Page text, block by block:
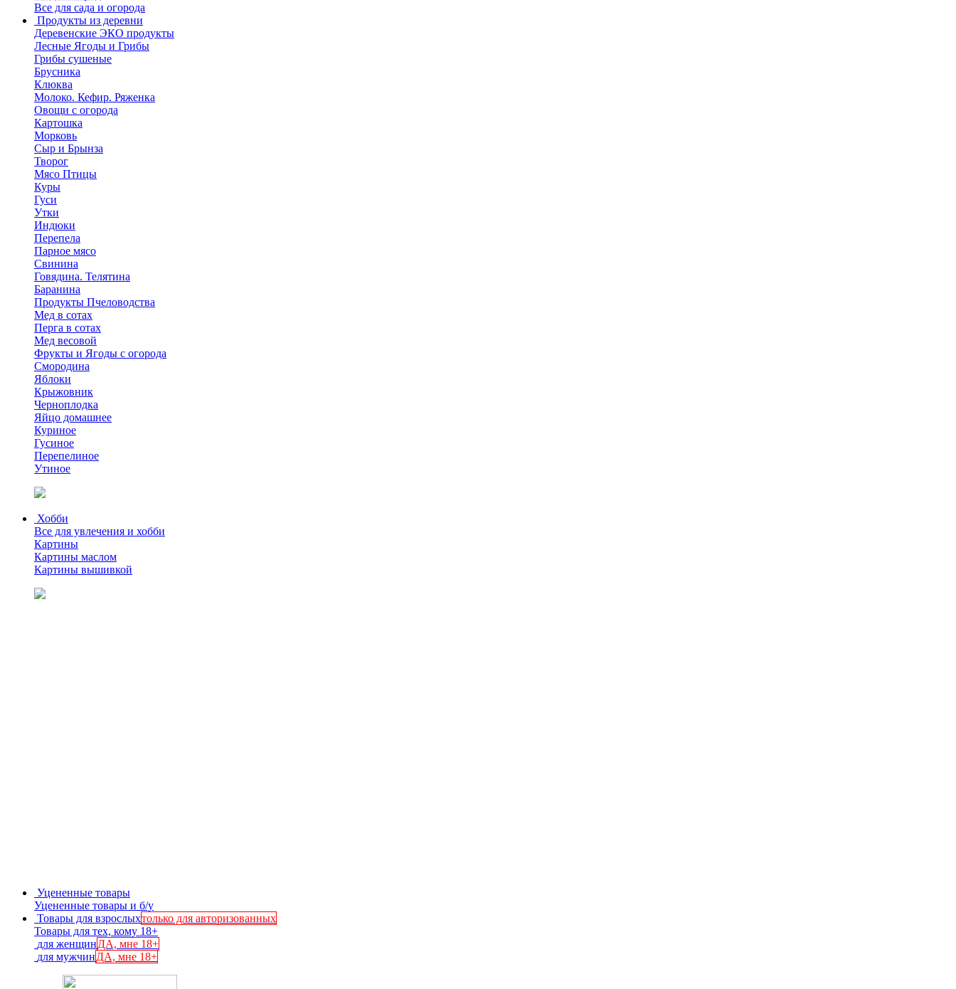
Все для сада и огорода
Продукты из деревни
Деревенские ЭКО продукты
Лесные Ягоды и Грибы
Грибы сушеные
Брусника
Клюква
Молоко. Кефир. Ряженка
Овощи с огорода
Картошка
Морковь
Сыр и Брынза
Творог
Мясо Птицы
Куры
Гуси
Утки
Индюки
Перепела
Парное мясо
Свинина
Говядина. Телятина
Баранина
Продукты Пчеловодства
Мед в сотах
Перга в сотах
Мед весовой
Фрукты и Ягоды с огорода
Смородина
Яблоки
Крыжовник
Черноплодка
Яйцо домашнее
Куриное
Гусиное
Перепелиное
Утиное
Хобби
Все для увлечения и хобби
Картины
Картины маслом
Картины вышивкой
Уцененные товары
Уцененные товары и б/у
Товары для взрослыхтолько для авторизованных
Товары для тех, кому 18+
для женщинДА, мне 18+
для мужчинДА, мне 18+